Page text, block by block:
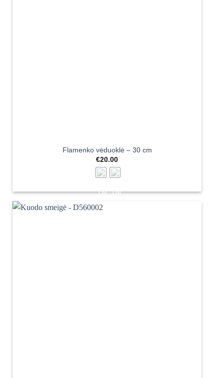
Flamenko vėduoklė – 30 cm
€20.00